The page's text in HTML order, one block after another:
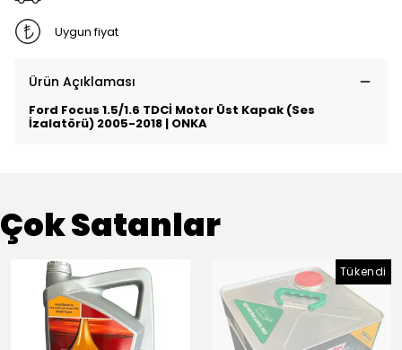
Uygun fiyat
Ürün Açıklaması
Ford Focus 1.5/1.6 TDCİ Motor Üst Kapak (Ses
İzalatörü) 2005-2018 | ONKA
Çok Satanlar
Tükendi